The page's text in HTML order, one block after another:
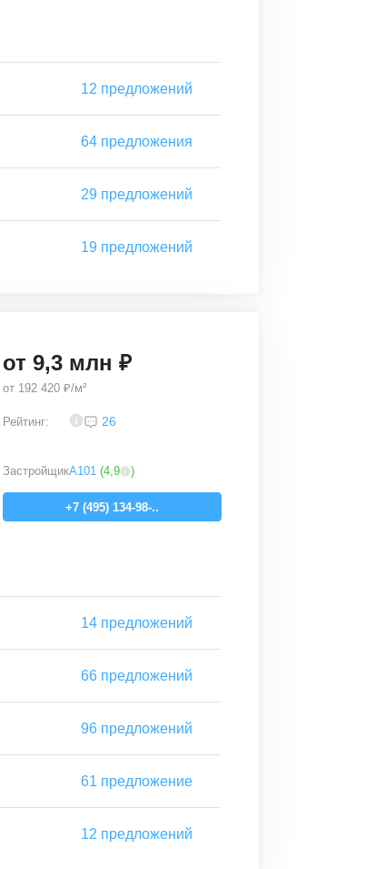
12 предложений
64 предложения
29 предложений
19 предложений
от 9,3 млн ₽
от 192 420 ₽/м²
Рейтинг: 26
ЗастройщикА101 (4,9 )
+7 (495) 134-98-..
14 предложений
66 предложений
96 предложений
61 предложение
12 предложений